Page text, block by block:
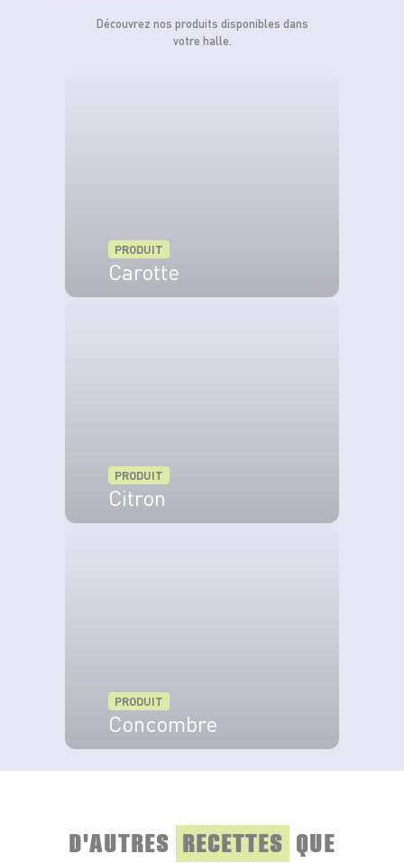
Découvrez nos produits disponibles dans
votre halle.
PRODUIT
Carotte
PRODUIT
Citron
PRODUIT
Concombre
D'AUTRES RECETTES QUE